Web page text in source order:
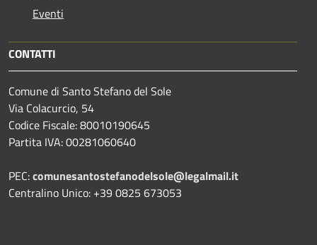
Eventi
CONTATTI
Comune di Santo Stefano del Sole
Via Colacurcio, 54
Codice Fiscale: 80010190645
Partita IVA: 00281060640
PEC:comunesantostefanodelsole@legalmail.it
Centralino Unico: +39 0825 673053